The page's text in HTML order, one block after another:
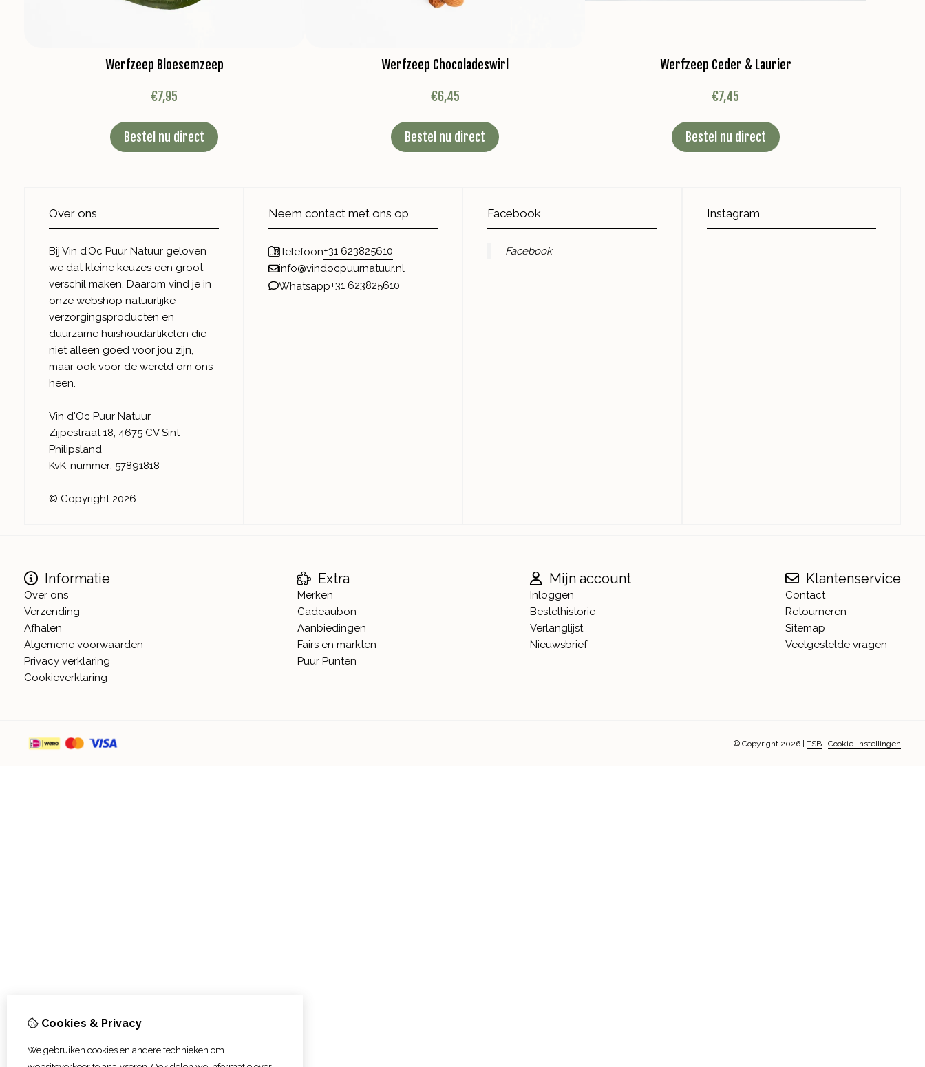
Werfzeep Bloesemzeep
€7,95
Bestel nu direct
Werfzeep Chocoladeswirl
€6,45
Bestel nu direct
Werfzeep Ceder & Laurier
€7,45
Bestel nu direct
Over ons
Bij Vin d’Oc Puur Natuur geloven
we dat kleine keuzes een groot
verschil maken. Daarom vind je in
onze webshop natuurlijke
verzorgingsproducten en
duurzame huishoudartikelen die
niet alleen goed voor jou zijn,
maar ook voor de wereld om ons
heen.
Vin d'Oc Puur Natuur
Zijpestraat 18, 4675 CV Sint
Philipsland
KvK-nummer: 57891818
© Copyright 2026
Neem contact met ons op
Telefoon+31 623825610
info@vindocpuurnatuur.nl
Whatsapp+31 623825610
Facebook
Facebook
Instagram
Informatie
Over ons
Verzending
Afhalen
Algemene voorwaarden
Privacy verklaring
Cookieverklaring
Extra
Merken
Cadeaubon
Aanbiedingen
Fairs en markten
Puur Punten
Mijn account
Inloggen
Bestelhistorie
Verlanglijst
Nieuwsbrief
Klantenservice
Contact
Retourneren
Sitemap
Veelgestelde vragen
© Copyright 2026 | TSB | Cookie-instellingen
Cookies & Privacy
We gebruiken cookies en andere technieken om